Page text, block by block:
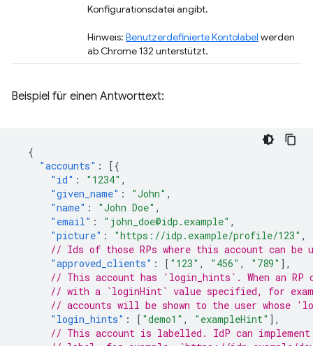
Konfigurationsdatei angibt.
Hinweis: Benutzerdefinierte Kontolabel werden
ab Chrome 132 unterstützt.
Beispiel für einen Antworttext:
{
"accounts" :
[{
"id" : "1234" ,
"given_name" : "John" ,
"name" : "John Doe" ,
"email" : "john_doe@idp.example" ,
"picture" : "https://idp.example/profile/123" ,
// Ids of those RPs where this account can be
"approved_clients" : [ "123" , "456" , "789" ],
// This account has 'login_hints`. When an
// with a `loginHint` value specified, for
// accounts will be shown to the user whose
"login_hints" : [ "demo1" , "exampleHint" ],
// This account is labelled. IdP can